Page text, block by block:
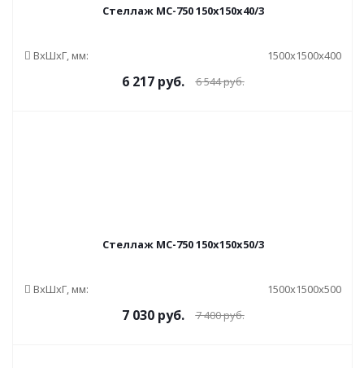
Стеллаж МС-750 150x150x40/3
ВxШxГ, мм: 1500x1500x400
6 217руб. 6 544руб.
Стеллаж МС-750 150x150x50/3
ВxШxГ, мм: 1500x1500x500
7 030руб. 7 400руб.